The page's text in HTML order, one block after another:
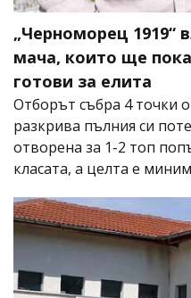
„Черноморец 1919“
мача, които ще
готови за елита
Отборът събра 4 точки
разкрива пълния си
отворена за 1-2 топ
класата, а целта е